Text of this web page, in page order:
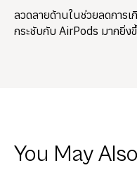
ลวดลายด้านในช่วยลดการ
กระชับกับ AirPods มากยิ่ง
You May